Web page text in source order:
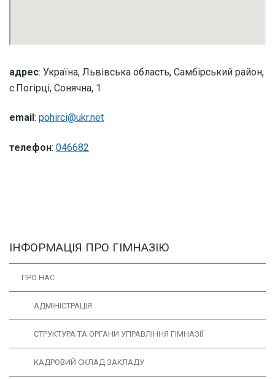
адрес: Україна, Львівська область, Самбірський район,
с.Погірці, Сонячна, 1
email : pohirci@ukr.net
телефон: 046682
ІНФОРМАЦІЯ ПРО ГІМНАЗІЮ
ПРО НАС
АДМІНІСТРАЦІЯ
СТРУКТУРА ТА ОРГАНИ УПРАВЛІННЯ ГІМНАЗІЇ
КАДРОВИЙ СКЛАД ЗАКЛАДУ